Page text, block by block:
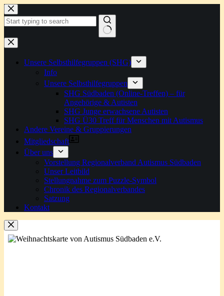
Zum
Inhalt
springen
Keine
Ergebnisse
Unsere Selbsthilfegruppen (SHG)
Info
Unsere Selbsthilfegruppen
SHG Südbaden (Online-Treffen) – für
Angehörige & Autisten
SHG Junge erwachsene Autisten
SHG Ü30 Treff für Menschen mit Autismus
Andere Vereine & Gruppierungen
Mitgliedschaft
Über uns
Vorstellung Regionalverband Autismus Südbaden
Unser Leitbild
Stellungnahme zum Puzzle-Symbol
Chronik des Regionalverbandes
Satzung
Kontakt